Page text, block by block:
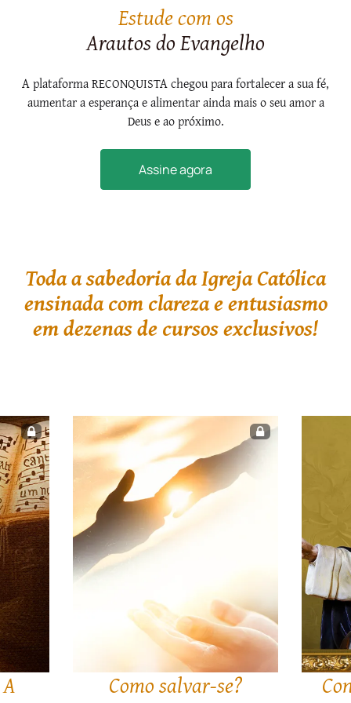
Estude com os
Arautos do Evangelho
A plataforma RECONQUISTA chegou para fortalecer a sua fé,
aumentar a esperança e alimentar ainda mais o seu amor a
Deus e ao próximo.
Assine agora
Toda a sabedoria da Igreja Católica
ensinada com clareza e entusiasmo
em dezenas de cursos exclusivos!
Como salvar-se?